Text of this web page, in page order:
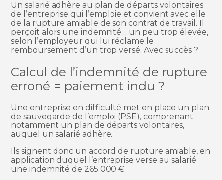
Un salarié adhère au plan de départs volontaires
de l’entreprise qui l’emploie et convient avec elle
de la rupture amiable de son contrat de travail. Il
perçoit alors une indemnité… un peu trop élevée,
selon l’employeur qui lui réclame le
remboursement d’un trop versé. Avec succès ?
Calcul de l’indemnité de rupture
erroné = paiement indu ?
Une entreprise en difficulté met en place un plan
de sauvegarde de l’emploi (PSE), comprenant
notamment un plan de départs volontaires,
auquel un salarié adhère.
Ils signent donc un accord de rupture amiable, en
application duquel l’entreprise verse au salarié
une indemnité de 265 000 €.